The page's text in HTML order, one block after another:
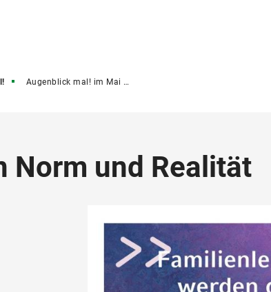
Augenblick mal! im Mai 2026
Norm und Realität